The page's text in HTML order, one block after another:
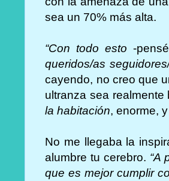
sea un 70% más alta.
“Con todo esto -
queridos/as
cayendo, no creo que
ultranza sea
la habitación, enorme,
No me llegaba la
alumbre tu cerebro. “A
que es mejor cumplir